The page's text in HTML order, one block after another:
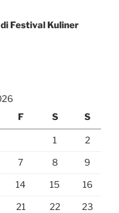
Festival Kuliner
F S S
1 2
7 8 9
14 15 16
21 22 23